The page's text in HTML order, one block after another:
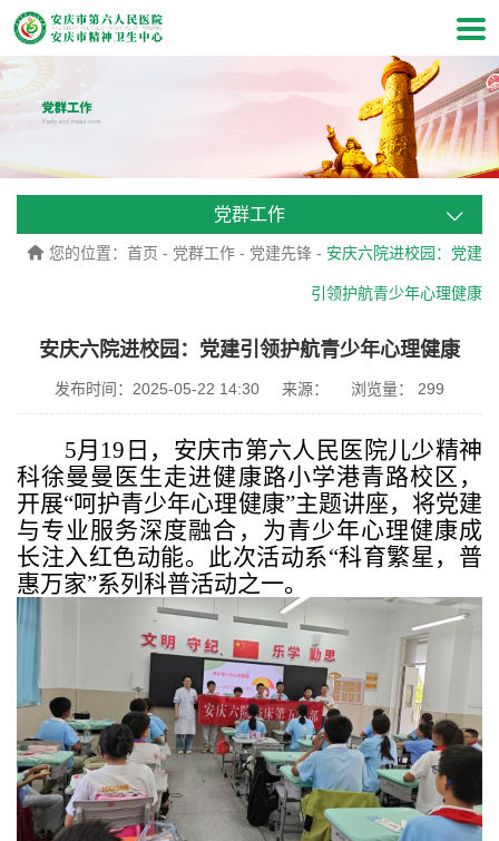
党群工作
您的位置： 首页 - 党群工作 - 党建先锋 - 安庆六院进校园：党建
引领护航青少年心理健康
安庆六院进校园：党建引领护航青少年心理健康
发布时间：2025-05-22 14:30 来源： 浏览量： 299
5月 19 日，安庆市第六人民医院儿少精神
科徐曼曼医生走进健康路小学港青路校区，
开展“呵护青少年心理健康”主题讲座，将党建
与专业服务深度融合，为青少年心理健康成
长注入红色动能。此次活动系“科育繁星，普
惠万家”系列科普活动之一。